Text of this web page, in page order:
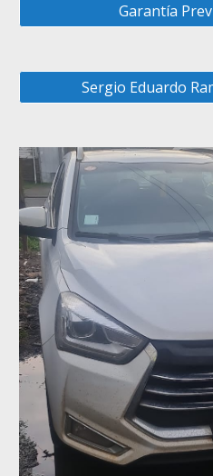
Garantía
Sergio Eduardo